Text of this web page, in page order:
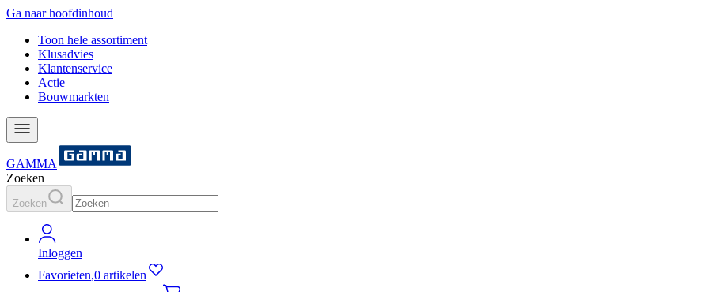
Ga naar hoofdinhoud
Toon hele assortiment
Klusadvies
Klantenservice
Actie
Bouwmarkten
GAMMA
Zoeken
Zoeken
Inloggen
Favorieten,0 artikelen